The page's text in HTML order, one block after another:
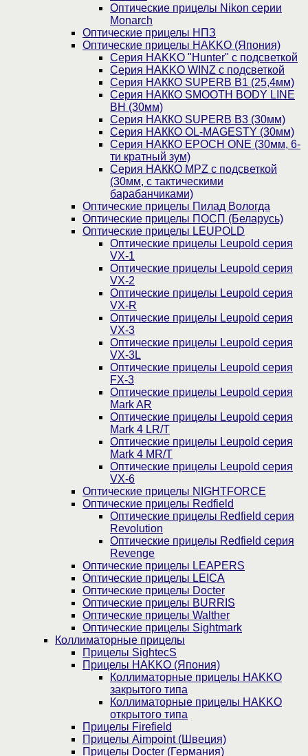
Оптические прицелы Nikon серии
Monarch
Оптические прицелы НПЗ
Оптические прицелы HAKKO (Япония)
Cерия HAKKO "Hunter" с подсветкой
Серия НAKKO WINZ с подсветкой
Серия НАККО SUPERB B1 (25,4мм)
Серия НАККО SMOOTH BODY LINE
BH (30мм)
Серия НАККО SUPERB B3 (30мм)
Серия НАККО OL-MAGESTY (30мм)
Серия НАККО EPOCH ONE (30мм, 6-
ти кратный зум)
Серия НАККО MPZ с подсветкой
(30мм, c тактическими
барабанчиками)
Оптические прицелы Пилад Вологда
Оптические прицелы ПОСП (Беларусь)
Оптические прицелы LEUPOLD
Оптические прицелы Leupold серия
VX-1
Оптические прицелы Leupold серия
VX-2
Оптические прицелы Leupold серия
VX-R
Оптические прицелы Leupold серия
VX-3
Оптические прицелы Leupold серия
VX-3L
Оптические прицелы Leupold серия
FX-3
Оптические прицелы Leupold серия
Mark AR
Оптические прицелы Leupold серия
Mark 4 LR/T
Оптические прицелы Leupold серия
Mark 4 MR/T
Оптические прицелы Leupold серия
VX-6
Оптические прицелы NIGHTFORCE
Оптические прицелы Redfield
Оптические прицелы Redfield серия
Revolution
Оптические прицелы Redfield серия
Revenge
Оптические прицелы LEAPERS
Оптические прицелы LEICA
Оптические прицелы Docter
Оптические прицелы BURRIS
Оптические прицелы Walther
Оптические прицелы Sightmark
Коллиматорные прицелы
Прицелы SightecS
Прицелы HAKKO (Япония)
Коллиматорные прицелы HAKKO
закрытого типа
Коллиматорные прицелы HAKKO
открытого типа
Прицелы Firefield
Прицелы Aimpoint (Швеция)
Прицелы Docter (Германия)